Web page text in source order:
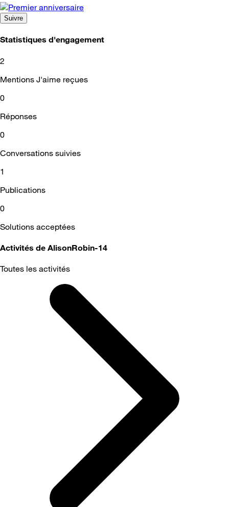
Suivre
Statistiques d'engagement
2
Mentions J'aime reçues
0
Réponses
0
Conversations suivies
1
Publications
0
Solutions acceptées
Activités de AlisonRobin-14
Toutes les activités